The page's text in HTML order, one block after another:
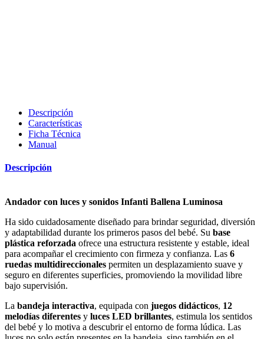
Descripción
Características
Ficha Técnica
Manual
Descripción
Andador con luces y sonidos Infanti Ballena Luminosa
Ha sido cuidadosamente diseñado para brindar seguridad, diversión
y adaptabilidad durante los primeros pasos del bebé. Su base
plástica reforzada ofrece una estructura resistente y estable, ideal
para acompañar el crecimiento con firmeza y confianza. Las 6
ruedas multidireccionales permiten un desplazamiento suave y
seguro en diferentes superficies, promoviendo la movilidad libre
bajo supervisión.
La bandeja interactiva, equipada con juegos didácticos, 12
melodías diferentes y luces LED brillantes, estimula los sentidos
del bebé y lo motiva a descubrir el entorno de forma lúdica. Las